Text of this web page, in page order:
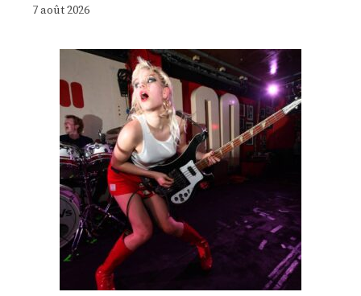
7 août 2026